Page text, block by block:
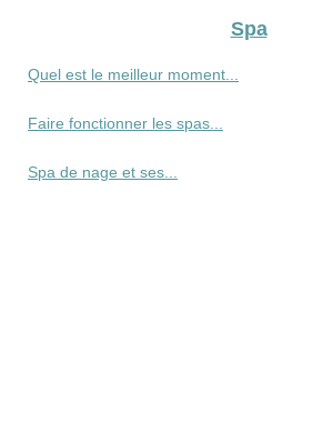
Spa
Quel est le meilleur moment...
Faire fonctionner les spas...
Spa de nage et ses...